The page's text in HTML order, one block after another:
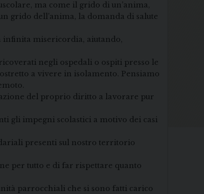
ma come il grido di un’anima,
grido dell’anima, la domanda di salute
infinita misericordia, aiutando,
negli ospedali o ospiti presso le
a vivere in isolamento. Pensiamo
del proprio diritto a lavorare pur
gli impegni scolastici a motivo dei casi
presenti sul nostro territorio
per tutto e di far rispettare quanto
parrocchiali che si sono fatti carico